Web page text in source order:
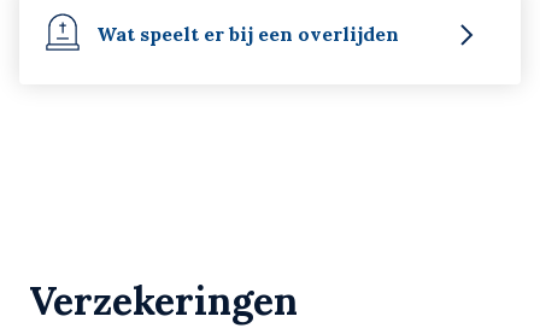
Wat speelt er bij een overlijden
Verzekeringen